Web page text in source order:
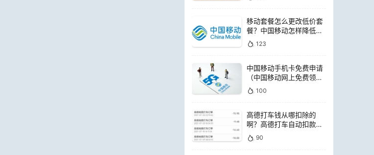
移动套餐怎么更改低价套
餐？中国移动怎样降低套
餐费用
123
中国移动手机卡免费申请
（中国移动网上免费领电
话卡）
100
高德打车钱从哪扣除的
啊？高德打车自动扣款是
扣哪里的钱
90